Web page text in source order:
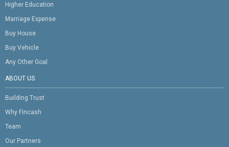
Higher Education
Marriage Expense
Buy House
Buy Vehicle
Any Other Goal
ABOUT US
Building Trust
Why Fincash
Team
Our Partners